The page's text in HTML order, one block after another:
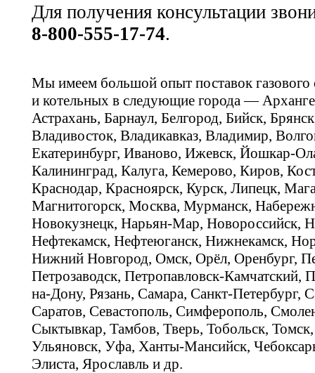
Для получения консультации
8-800-555-17-74.
Мы имеем большой опыт поставок газового
и котельных в следующие города —
Астрахань, Барнаул, Белгород, Бийск,
Владивосток, Владикавказ, Владимир,
Екатеринбург, Иваново, Ижевск, Йошкар-
Калининград, Калуга, Кемерово, Киров,
Краснодар, Красноярск, Курск, Липецк,
Магнитогорск, Москва, Мурманск,
Новокузнецк, Нарьян-Мар, Новороссийск,
Нефтекамск, Нефтеюганск, Нижнекамск,
Нижний Новгород, Омск, Орёл, Оренбург,
Петрозаводск, Петропавловск-Камчатский,
на-Дону, Рязань, Самара, Санкт-Петербург,
Саратов, Севастополь, Симферополь,
Сыктывкар, Тамбов, Тверь, Тобольск,
Ульяновск, Уфа, Ханты-Мансийск,
Элиста, Ярославль и др.